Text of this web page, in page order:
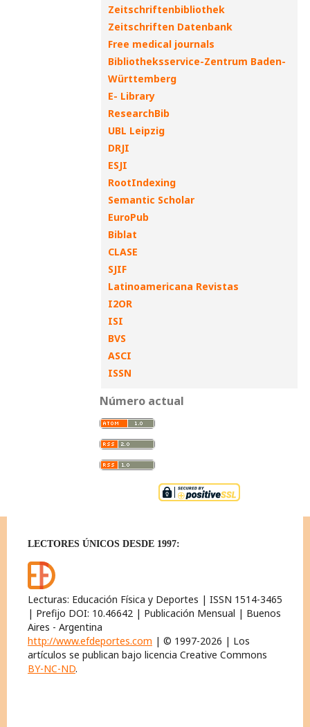
Zeitschriftenbibliothek
Zeitschriften Datenbank
Free medical journals
Bibliotheksservice-Zentrum Baden-
Württemberg
E- Library
ResearchBib
UBL Leipzig
DRJI
ESJI
RootIndexing
Semantic Scholar
EuroPub
Biblat
CLASE
SJIF
Latinoamericana Revistas
I2OR
ISI
BVS
ASCI
ISSN
Número actual
LECTORES ÚNICOS DESDE 1997:
Lecturas: Educación Física y Deportes | ISSN 1514-3465
| Prefijo DOI: 10.46642 | Publicación Mensual | Buenos
Aires - Argentina
http://www.efdeportes.com | © 1997-2026 | Los
artículos se publican bajo licencia Creative Commons
BY-NC-ND.